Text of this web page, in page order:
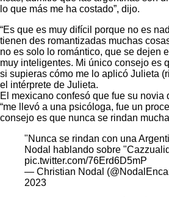
lo que más me ha costado”, dijo.
“Es que es muy difícil porque no es
tienen des romantizadas muchas
no es solo lo romántico, que se dejen
muy inteligentes. Mi único consejo es
si supieras cómo me lo aplicó Julieta
el intérprete de Julieta.
El mexicano confesó que fue su novia
“me llevó a una psicóloga, fue un
consejo es que nunca se rindan
"Nunca se rindan con una
Nodal hablando sobre
pic.twitter.com/76Erd6D5mP
— Christian Nodal
2023